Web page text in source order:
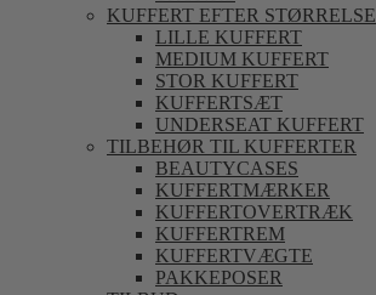
KUFFERT EFTER STØRRELSE
LILLE KUFFERT
MEDIUM KUFFERT
STOR KUFFERT
KUFFERTSÆT
UNDERSEAT KUFFERT
TILBEHØR TIL KUFFERTER
BEAUTYCASES
KUFFERTMÆRKER
KUFFERTOVERTRÆK
KUFFERTREM
KUFFERTVÆGTE
PAKKEPOSER